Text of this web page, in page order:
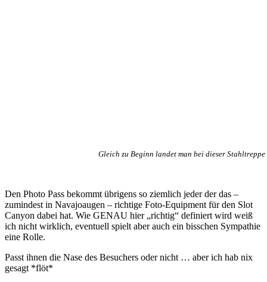
Gleich zu Beginn landet man bei dieser
Den Photo Pass bekommt übrigens so ziemlich jeder der das –
zumindest in Navajoaugen – richtige Foto-Equipment für den Slot
Canyon dabei hat. Wie GENAU hier „richtig“ definiert wird weiß
ich nicht wirklich, eventuell spielt aber auch ein bisschen Sympathie
eine Rolle.
Passt ihnen die Nase des Besuchers oder nicht … aber ich hab nix
gesagt *flöt*